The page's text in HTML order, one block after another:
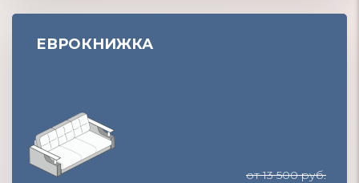
ЕВРОКНИЖКА
от 13 500 руб.